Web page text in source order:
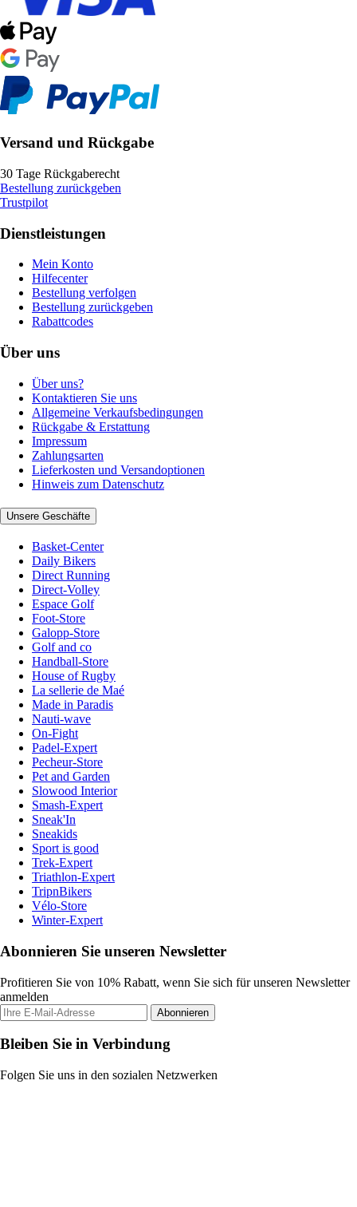
Versand und Rückgabe
30 Tage Rückgaberecht
Bestellung zurückgeben
Trustpilot
Dienstleistungen
Mein Konto
Hilfecenter
Bestellung verfolgen
Bestellung zurückgeben
Rabattcodes
Über uns
Über uns?
Kontaktieren Sie uns
Allgemeine Verkaufsbedingungen
Rückgabe & Erstattung
Impressum
Zahlungsarten
Lieferkosten und Versandoptionen
Hinweis zum Datenschutz
Unsere Geschäfte
Basket-Center
Daily Bikers
Direct Running
Direct-Volley
Espace Golf
Foot-Store
Galopp-Store
Golf and co
Handball-Store
House of Rugby
La sellerie de Maé
Made in Paradis
Nauti-wave
On-Fight
Padel-Expert
Pecheur-Store
Pet and Garden
Slowood Interior
Smash-Expert
Sneak'In
Sneakids
Sport is good
Trek-Expert
Triathlon-Expert
TripnBikers
Vélo-Store
Winter-Expert
Abonnieren Sie unseren Newsletter
Profitieren Sie von 10% Rabatt, wenn Sie sich für unseren Newsletter
anmelden
Abonnieren
Bleiben Sie in Verbindung
Folgen Sie uns in den sozialen Netzwerken